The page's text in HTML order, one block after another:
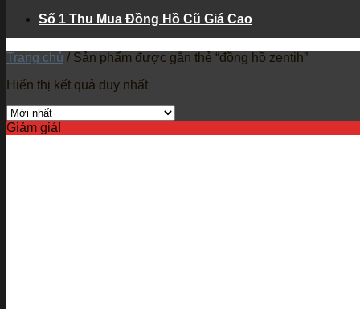
Số 1 Thu Mua Đồng Hồ Cũ Giá Cao
Trang chủ / Sản phẩm được gắn thẻ “đồng hồ zentih”
Hiển thị kết quả duy nhất
Giảm giá!